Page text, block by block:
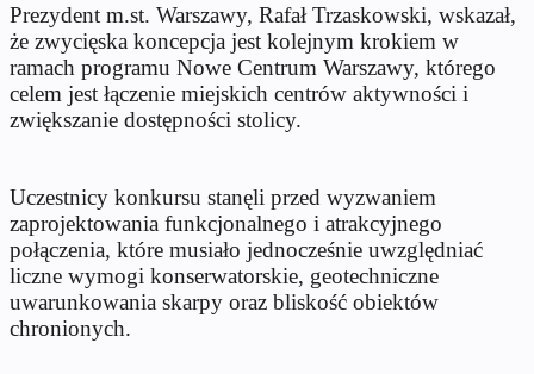
Prezydent m.st. Warszawy, Rafał Trzaskowski, wskazał,
że zwycięska koncepcja jest kolejnym krokiem w
ramach programu Nowe Centrum Warszawy, którego
celem jest łączenie miejskich centrów aktywności i
zwiększanie dostępności stolicy.
Uczestnicy konkursu stanęli przed wyzwaniem
zaprojektowania funkcjonalnego i atrakcyjnego
połączenia, które musiało jednocześnie uwzględniać
liczne wymogi konserwatorskie, geotechniczne
uwarunkowania skarpy oraz bliskość obiektów
chronionych.